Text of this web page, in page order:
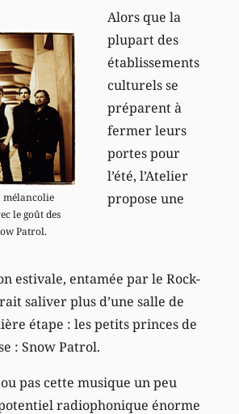
mélancolie
le goût des
Patrol.
Alors que la
plupart des
établissements
culturels se
préparent à
fermer leurs
portes pour
l’été, l’Atelier
propose une
estivale, entamée par le Rock-
saliver plus d’une salle de
étape : les petits princes de
: Snow Patrol.
ou pas cette musique un peu
radiophonique énorme